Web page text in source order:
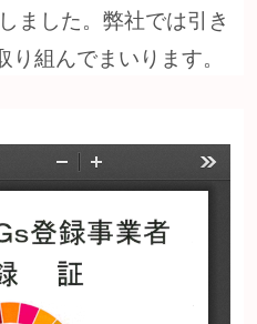
ました。弊社では引き
組んでまいります。